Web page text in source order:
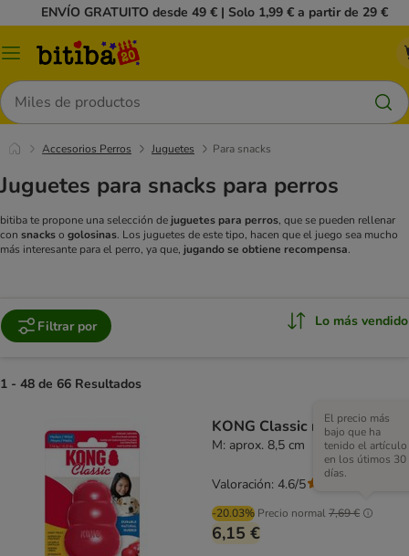
ENVÍO GRATUITO desde 49 € | Solo 1,99 € a partir de 29 €
Menú
Buscar
Accesorios Perros Juguetes Para snacks
Juguetes para snacks para perros
bitiba te propone una selección de juguetes para perros, que se pueden rellenar
con snackso golosinas. Los juguetes de este tipo, hacen que el juego sea mucho
más interesante para el perro, ya que, jugando se obtiene recompensa.
Filtrar por Lo más vendido
1 - 48 de 66 Resultados
KONG Classic rojo
M: aprox. 8,5 cm
-20.03% Precio normal7,69 €
El precio más
bajo que ha
tenido el artículo
en los útimos 30
días.
6,15 €
Valoración: 4.6/5